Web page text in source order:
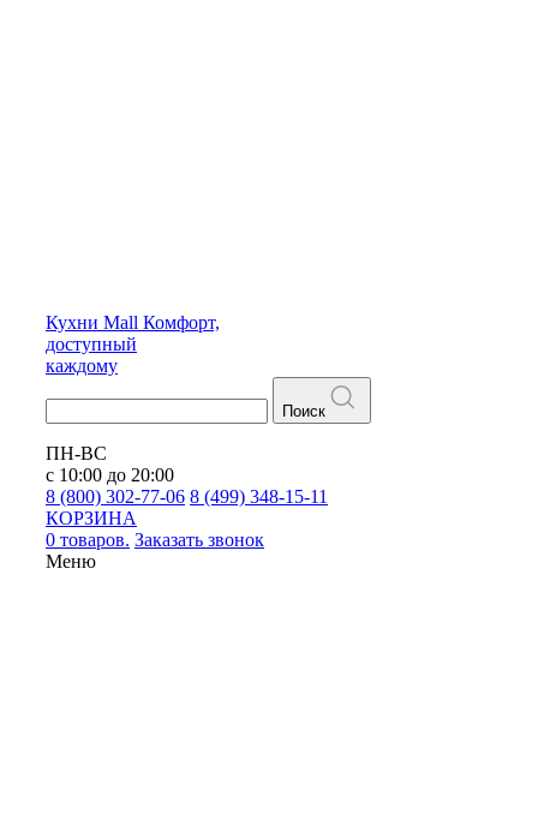
Кухни Mall Комфорт,
доступный
каждому
Поиск
ПН-ВС
с 10:00 до 20:00
8 (800) 302-77-06 8 (499) 348-15-11
КОРЗИНА
0 товаров. Заказать звонок
Меню